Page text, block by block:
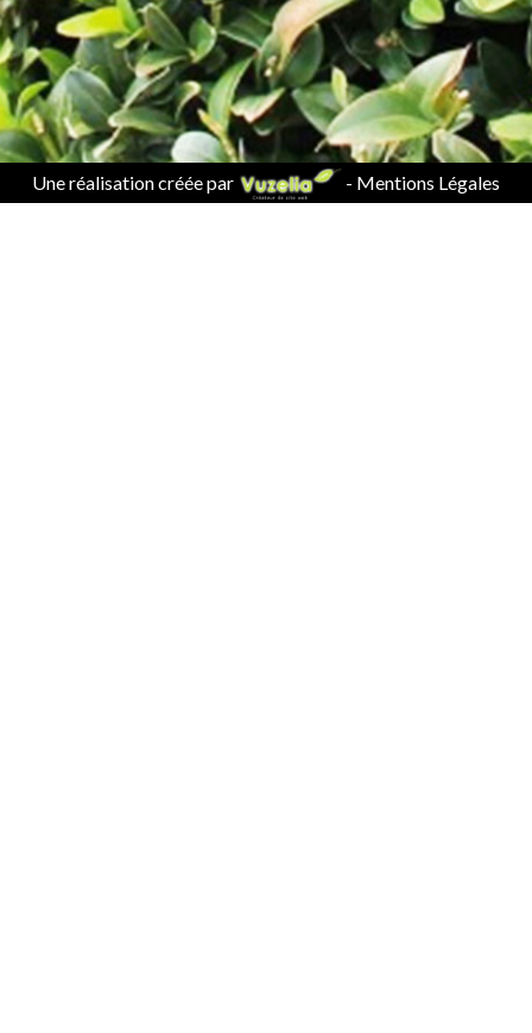
Une réalisation créée par - Mentions Légales